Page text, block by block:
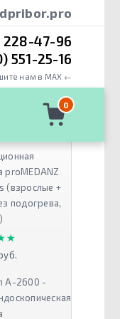
228-47-96
551-25-16
нам в MAX ←
0
proMEDANZ
(взрослые +
подогрева,
А-2600 -